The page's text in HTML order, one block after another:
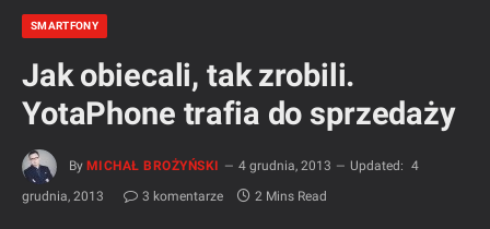
SMARTFONY
Jak obiecali, tak zrobili.
YotaPhone trafia do sprzedaży
By MICHAŁ BROŻYŃSKI 4 grudnia, 2013 Updated: 4
grudnia, 2013
3 komentarze 2 Mins Read